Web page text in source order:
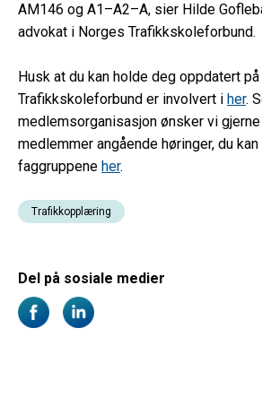
AM146 og A1–A2–A, sier Hilde
advokat i Norges Trafikkskoleforbund.
Husk at du kan holde deg oppdatert
Trafikkskoleforbund er involvert i her.
medlemsorganisasjon ønsker vi
medlemmer angående høringer, du
faggruppene her.
Trafikkopplæring
Del på sosiale medier